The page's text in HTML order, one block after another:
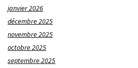
janvier 2026
décembre 2025
novembre 2025
octobre 2025
septembre 2025